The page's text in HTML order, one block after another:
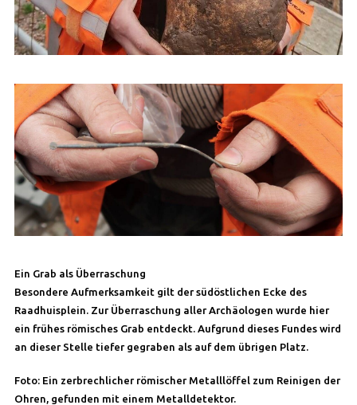
Ein Grab als Überraschung
Besondere Aufmerksamkeit gilt der südöstlichen Ecke des
Raadhuisplein. Zur Überraschung aller Archäologen wurde hier
ein frühes römisches Grab entdeckt. Aufgrund dieses Fundes wird
an dieser Stelle tiefer gegraben als auf dem übrigen Platz.
Foto: Ein zerbrechlicher römischer Metalllöffel zum Reinigen der
Ohren, gefunden mit einem Metalldetektor.